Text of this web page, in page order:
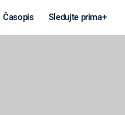
Časopis Sledujte prima+